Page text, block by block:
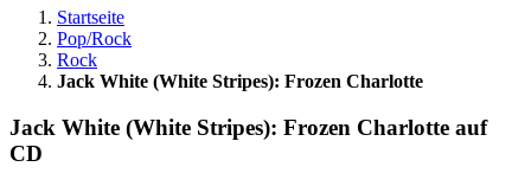
Startseite
Pop/Rock
Rock
Jack White (White Stripes): Frozen Charlotte
Jack White (White Stripes): Frozen Charlotte auf
CD